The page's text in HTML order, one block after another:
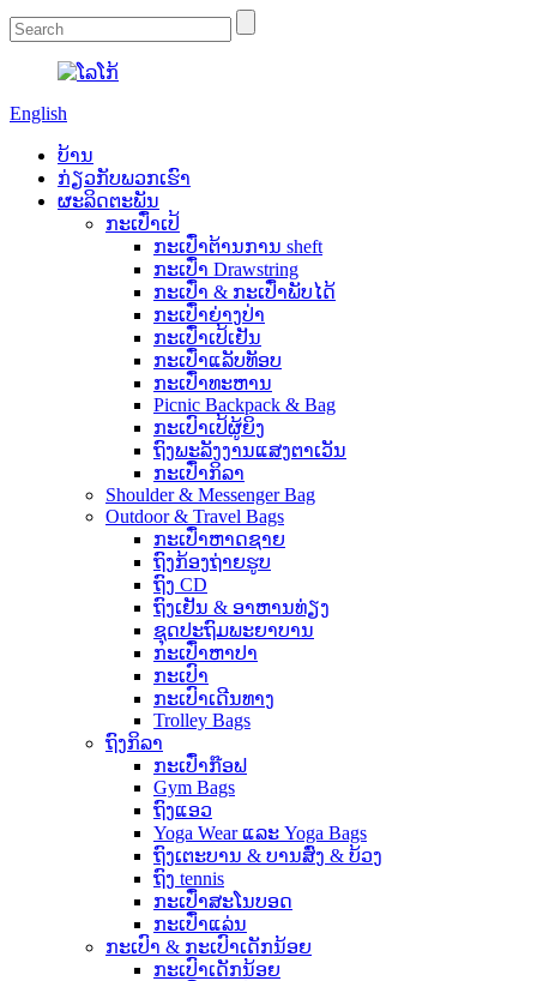
English
ບ້ານ
ກ່ຽວ​ກັບ​ພວກ​ເຮົາ
ຜະລິດຕະພັນ
ກະເປົ໋າເປ້
ກະເປົ໋າຕ້ານການ sheft
ກະເປົ໋າ Drawstring
ກະເປົ໋າ & ກະເປົ໋າພັບໄດ້
ກະເປົ໋າຍ່າງປ່າ
ກະເປົ໋າເປ້ເຢັນ
ກະເປົ໋າແລັບທັອບ
ກະເປົ໋າທະຫານ
Picnic Backpack & Bag
ກະເປົາເປ້ຜູ້ຍິງ
ຖົງພະລັງງານແສງຕາເວັນ
ກະເປົ໋າກິລາ
Shoulder & Messenger Bag
Outdoor & Travel Bags
ກະເປົ໋າຫາດຊາຍ
ຖົງກ້ອງຖ່າຍຮູບ
ຖົງ CD
ຖົງເຢັນ & ອາຫານທ່ຽງ
ຊຸດປະຖົມພະຍາບານ
ກະເປົ໋າຫາປາ
ກະເປົາ
ກະເປົາເດີນທາງ
Trolley Bags
ຖົງກິລາ
ກະເປົ໋າກ໊ອຟ
Gym Bags
ຖົງແອວ
Yoga Wear ແລະ Yoga Bags
ຖົງເຕະບານ & ບານສົ່ງ & ບ້ວງ
ຖົງ tennis
ກະເປົ໋າສະໂນບອດ
ກະເປົ໋າແລ່ນ
ກະເປົາ & ກະເປົາເດັກນ້ອຍ
ກະເປົາເດັກນ້ອຍ